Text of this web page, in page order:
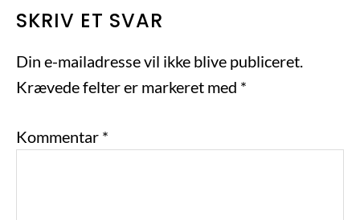
LÆSERINTERAKTIONER
SKRIV ET SVAR
Din e-mailadresse vil ikke blive publiceret.
Krævede felter er markeret med *
Kommentar *